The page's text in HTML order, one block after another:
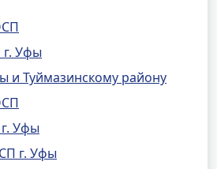
Уфы
и Туймазинскому району
Уфы
г. Уфы